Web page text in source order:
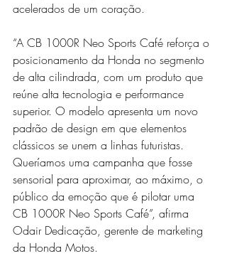
acelerados de um coração.
“A CB 1000R Neo Sports Café reforça o
posicionamento da Honda no segmento
de alta cilindrada, com um produto que
reúne alta tecnologia e performance
superior. O modelo apresenta um novo
padrão de design em que elementos
clássicos se unem a linhas futuristas.
Queríamos uma campanha que fosse
sensorial para aproximar, ao máximo, o
público da emoção que é pilotar uma
CB 1000R Neo Sports Café”, afirma
Odair Dedicação, gerente de marketing
da Honda Motos.